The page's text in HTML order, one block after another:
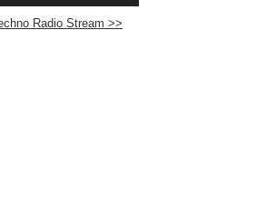
Radio Stream >>